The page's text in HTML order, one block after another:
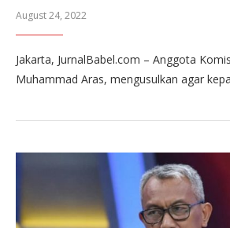
August 24, 2022
Jakarta, JurnalBabel.com – Anggota
Muhammad Aras, mengusulkan agar